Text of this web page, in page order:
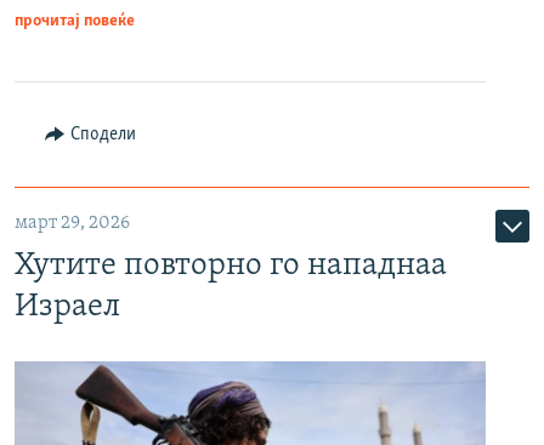
прочитај повеќе
Сподели
март 29, 2026
Хутите повторно го нападнаа
Израел